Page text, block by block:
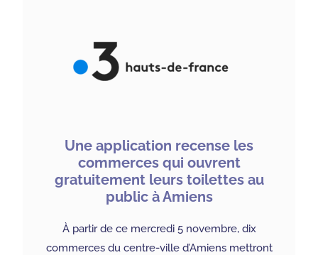
Une application recense les
commerces qui ouvrent
gratuitement leurs toilettes au
public à Amiens
À partir de ce mercredi 5 novembre, dix
commerces du centre-ville d’Amiens mettront